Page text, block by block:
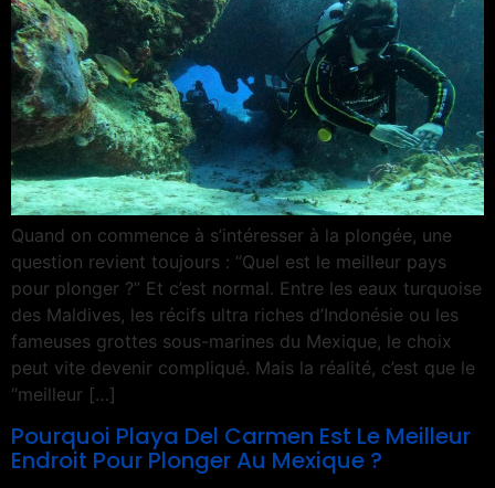
Quand on commence à s’intéresser à la plongée, une
question revient toujours : “Quel est le meilleur pays
pour plonger ?” Et c’est normal. Entre les eaux turquoise
des Maldives, les récifs ultra riches d’Indonésie ou les
fameuses grottes sous-marines du Mexique, le choix
peut vite devenir compliqué. Mais la réalité, c’est que le
“meilleur […]
Pourquoi Playa Del Carmen Est Le Meilleur
Endroit Pour Plonger Au Mexique ?